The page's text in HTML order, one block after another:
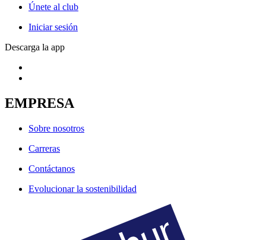
Únete al club
Iniciar sesión
Descarga la app
EMPRESA
Sobre nosotros
Carreras
Contáctanos
Evolucionar la sostenibilidad